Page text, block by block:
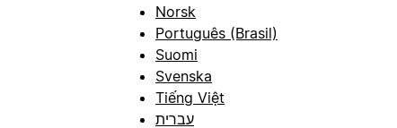
Norsk
Português (Brasil)
Suomi
Svenska
Tiếng Việt
עברית